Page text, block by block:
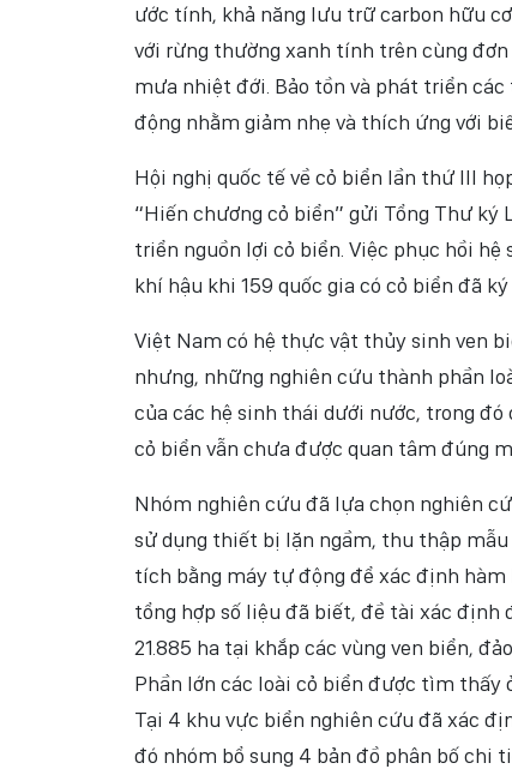
ước tính, khả năng lưu trữ carbon hữu
với rừng thường xanh tính trên cùng
mưa nhiệt đới. Bảo tồn và phát triển
động nhằm giảm nhẹ và thích ứng với
Hội nghị quốc tế về cỏ biển lần thứ III
“Hiến chương cỏ biển” gửi Tổng Thư ký
triển nguồn lợi cỏ biển. Việc phục hồi
khí hậu khi 159 quốc gia có cỏ biển đã
Việt Nam có hệ thực vật thủy sinh ven
nhưng, những nghiên cứu thành phần
của các hệ sinh thái dưới nước, trong đó
cỏ biển vẫn chưa được quan tâm đúng
Nhóm nghiên cứu đã lựa chọn nghiên
sử dụng thiết bị lặn ngầm, thu thập
tích bằng máy tự động để xác định
tổng hợp số liệu đã biết, đề tài xác
21.885 ha tại khắp các vùng ven biển,
Phần lớn các loài cỏ biển được tìm thấy
Tại 4 khu vực biển nghiên cứu đã xác
đó nhóm bổ sung 4 bản đồ phân bố chi